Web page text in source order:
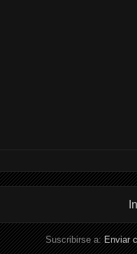
Suscribirse a:Enviar